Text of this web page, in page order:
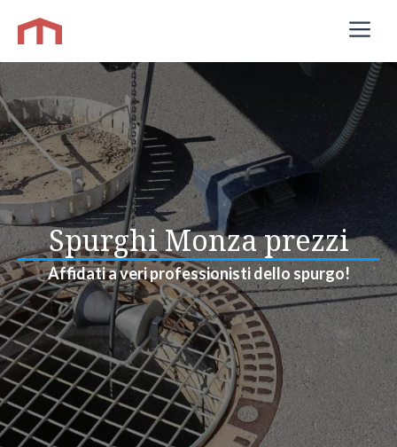
contenuto
​Spurghi Monza prezzi
Affidati a veri professionisti dello spurgo!